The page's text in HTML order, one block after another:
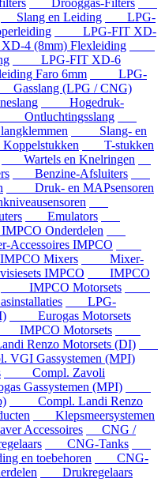
Drooggas-Filters
Slang en Leiding
LPG-
LPG-FIT XD-
4 (8mm) Flexleiding
LPG-FIT XD-6
Faro 6mm
LPG-
(LPG / CNG)
Hogedruk-
Ontluchtingsslang
Slang- en
T-stukken
Wartels en Knelringen
Benzine-Afsluiters
Druk- en MAPsensoren
Emulators
Onderdelen
IMPCO
Mixers
Mixer-
IMPCO
IMPCO
IMPCO Motorsets
LPG-
Eurogas Motorsets
Motorsets
Renzo Motorsets (DI)
Gassystemen (MPI)
Compl. Zavoli
Gassystemen (MPI)
Compl. Landi Renzo
Klepsmeersystemen
Accessoires
CNG /
CNG-Tanks
en toebehoren
CNG-
Drukregelaars